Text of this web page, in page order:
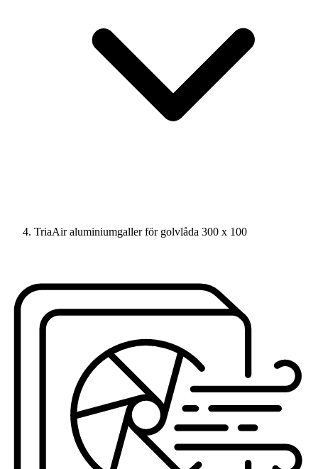
TriaAir aluminiumgaller för golvlåda 300 x 100